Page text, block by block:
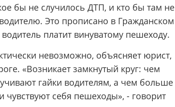
бы не случилось ДТП, и кто бы там не
Это прописано в Гражданском
платит винуватому пешеходу.
невозможно, объясняет юрист,
«Возникает замкнутый круг: чем
гайки водителям, а чем больше
чувствуют себя пешеходы», - говорит